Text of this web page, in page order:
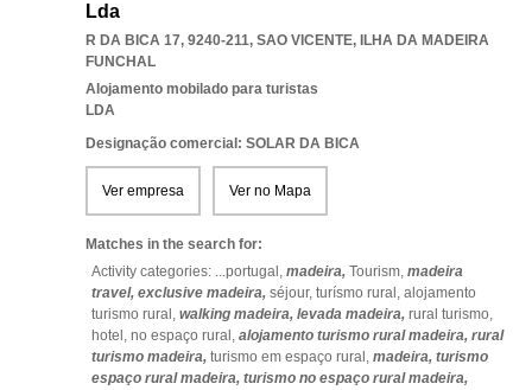
Lda
R DA BICA 17, 9240-211, SAO VICENTE, ILHA DA MADEIRA
FUNCHAL
Alojamento mobilado para turistas
LDA
Designação comercial: SOLAR DA BICA
Ver empresa Ver no Mapa
Matches in the search for:
Activity categories: ...portugal, madeira, Tourism, madeira
travel, exclusive madeira, séjour, turísmo rural, alojamento
turismo rural, walking madeira, levada madeira, rural turismo,
hotel, no espaço rural, alojamento turismo rural madeira, rural
turismo madeira, turismo em espaço rural, madeira, turismo
espaço rural madeira, turismo no espaço rural madeira,